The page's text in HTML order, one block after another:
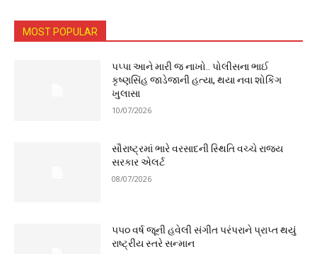
MOST POPULAR
પપ્પા આને મારી જ નાખો.. પોલીસના ભાઈ
કૃષ્ણસિંહ જાડેજાની હત્યા, થયા નવા શોકિંગ
ખુલાસા
10/07/2026
સૌરાષ્ટ્રમાં ભારે વરસાદની સ્થિતિ વચ્ચે રાજ્ય
સરકાર એલર્ટ
08/07/2026
૫૫૦ વર્ષ જૂની હવેલી સંગીત પરંપરાને પ્રાપ્ત થયું
રાષ્ટ્રીય સ્તરે સન્માન